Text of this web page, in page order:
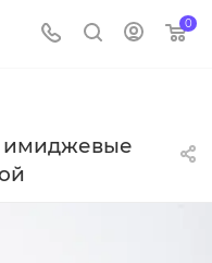
0
имиджевые